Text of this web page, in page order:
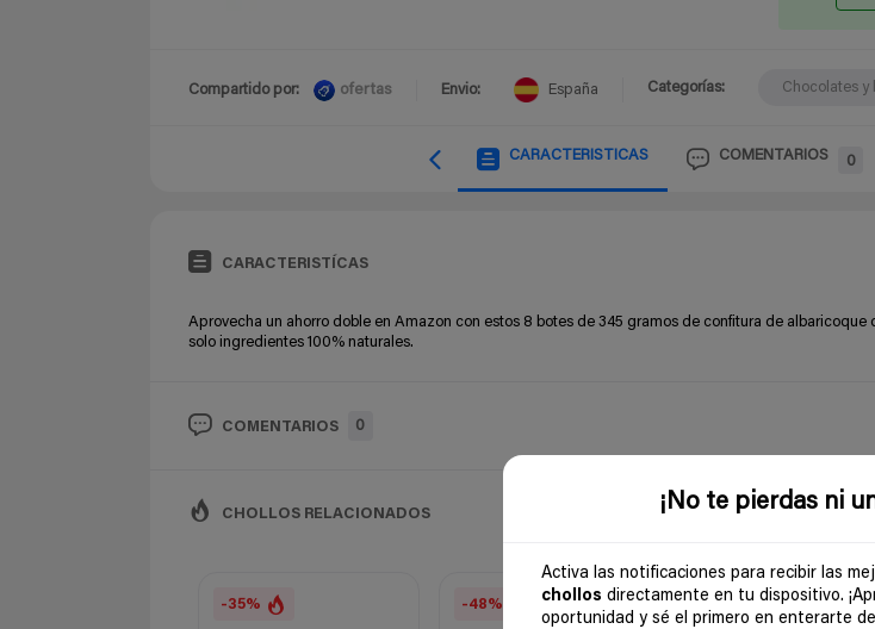
¡No te pierdas ni
Activa las notificaciones para recibir las
chollos directamente en tu dispositivo.
oportunidad y sé el primero en enterarte
Compartido por: ofertas Envio: España Categorías: Chocolates y
CARACTERISTICAS COMENTARIOS 0
CARACTERISTÍCAS
Aprovecha un ahorro doble en Amazon con estos 8 botes de 345 gramos de confitura de albaricoque
solo ingredientes 100% naturales.
COMENTARIOS 0
CHOLLOS RELACIONADOS
-35% -48% -57%